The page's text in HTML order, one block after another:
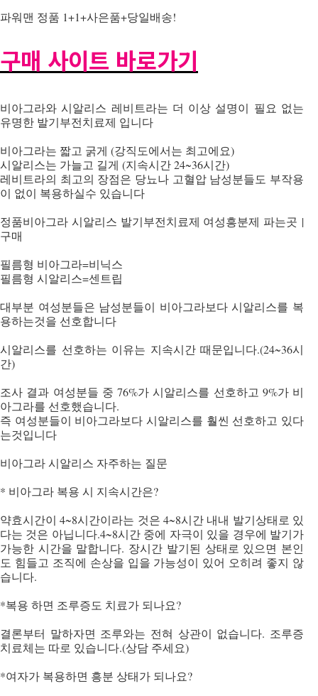
파워맨 정품 1+1+사은품+당일배송!
구매 사이트 바로가기
비아그라와 시알리스 레비트라는 더 이상 설명이 필요 없는
유명한 발기부전치료제 입니다
비아그라는 짧고 굵게 (강직도에서는 최고에요)
시알리스는 가늘고 길게 (지속시간 24~36시간)
레비트라의 최고의 장점은 당뇨나 고혈압 남성분들도 부작용
이 없이 복용하실수 있습니다
정품비아그라 시알리스 발기부전치료제 여성흥분제 파는곳 |
구매
필름형 비아그라=비닉스
필름형 시알리스=센트립
대부분 여성분들은 남성분들이 비아그라보다 시알리스를 복
용하는것을 선호합니다
시알리스를 선호하는 이유는 지속시간 때문입니다.(24~36시
간)
조사 결과 여성분들 중 76%가 시알리스를 선호하고 9%가 비
아그라를 선호했습니다.
즉 여성분들이 비아그라보다 시알리스를 훨씬 선호하고 있다
는것입니다
비아그라 시알리스 자주하는 질문
* 비아그라 복용 시 지속시간은?
약효시간이 4~8시간이라는 것은 4~8시간 내내 발기상태로 있
다는 것은 아닙니다.4~8시간 중에 자극이 있을 경우에 발기가
가능한 시간을 말합니다. 장시간 발기된 상태로 있으면 본인
도 힘들고 조직에 손상을 입을 가능성이 있어 오히려 좋지 않
습니다.
*복용 하면 조루증도 치료가 되나요?
결론부터 말하자면 조루와는 전혀 상관이 없습니다. 조루증
치료체는 따로 있습니다.(상담 주세요)
*여자가 복용하면 흥분 상태가 되나요?